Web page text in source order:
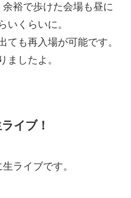
裕で歩けた会場も昼に
いくらいに。
ても再入場が可能です。
ましたよ。
イブ！
ライブです。